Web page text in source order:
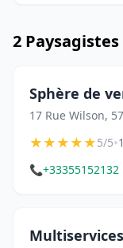
2
Sphère de
17 Rue Wilson,
★★★★★5/5•
📞+33355152132